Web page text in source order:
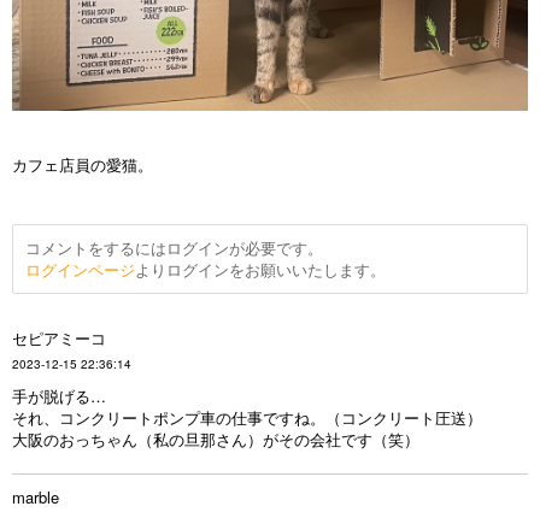
カフェ店員の愛猫。
コメントをするにはログインが必要です。
ログインページよりログインをお願いいたします。
セピアミーコ
2023-12-15 22:36:14
手が脱げる…
それ、コンクリートポンプ車の仕事ですね。（コンクリート圧送）
大阪のおっちゃん（私の旦那さん）がその会社です（笑）
marble